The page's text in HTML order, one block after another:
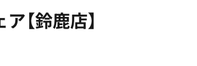
【鈴鹿店】